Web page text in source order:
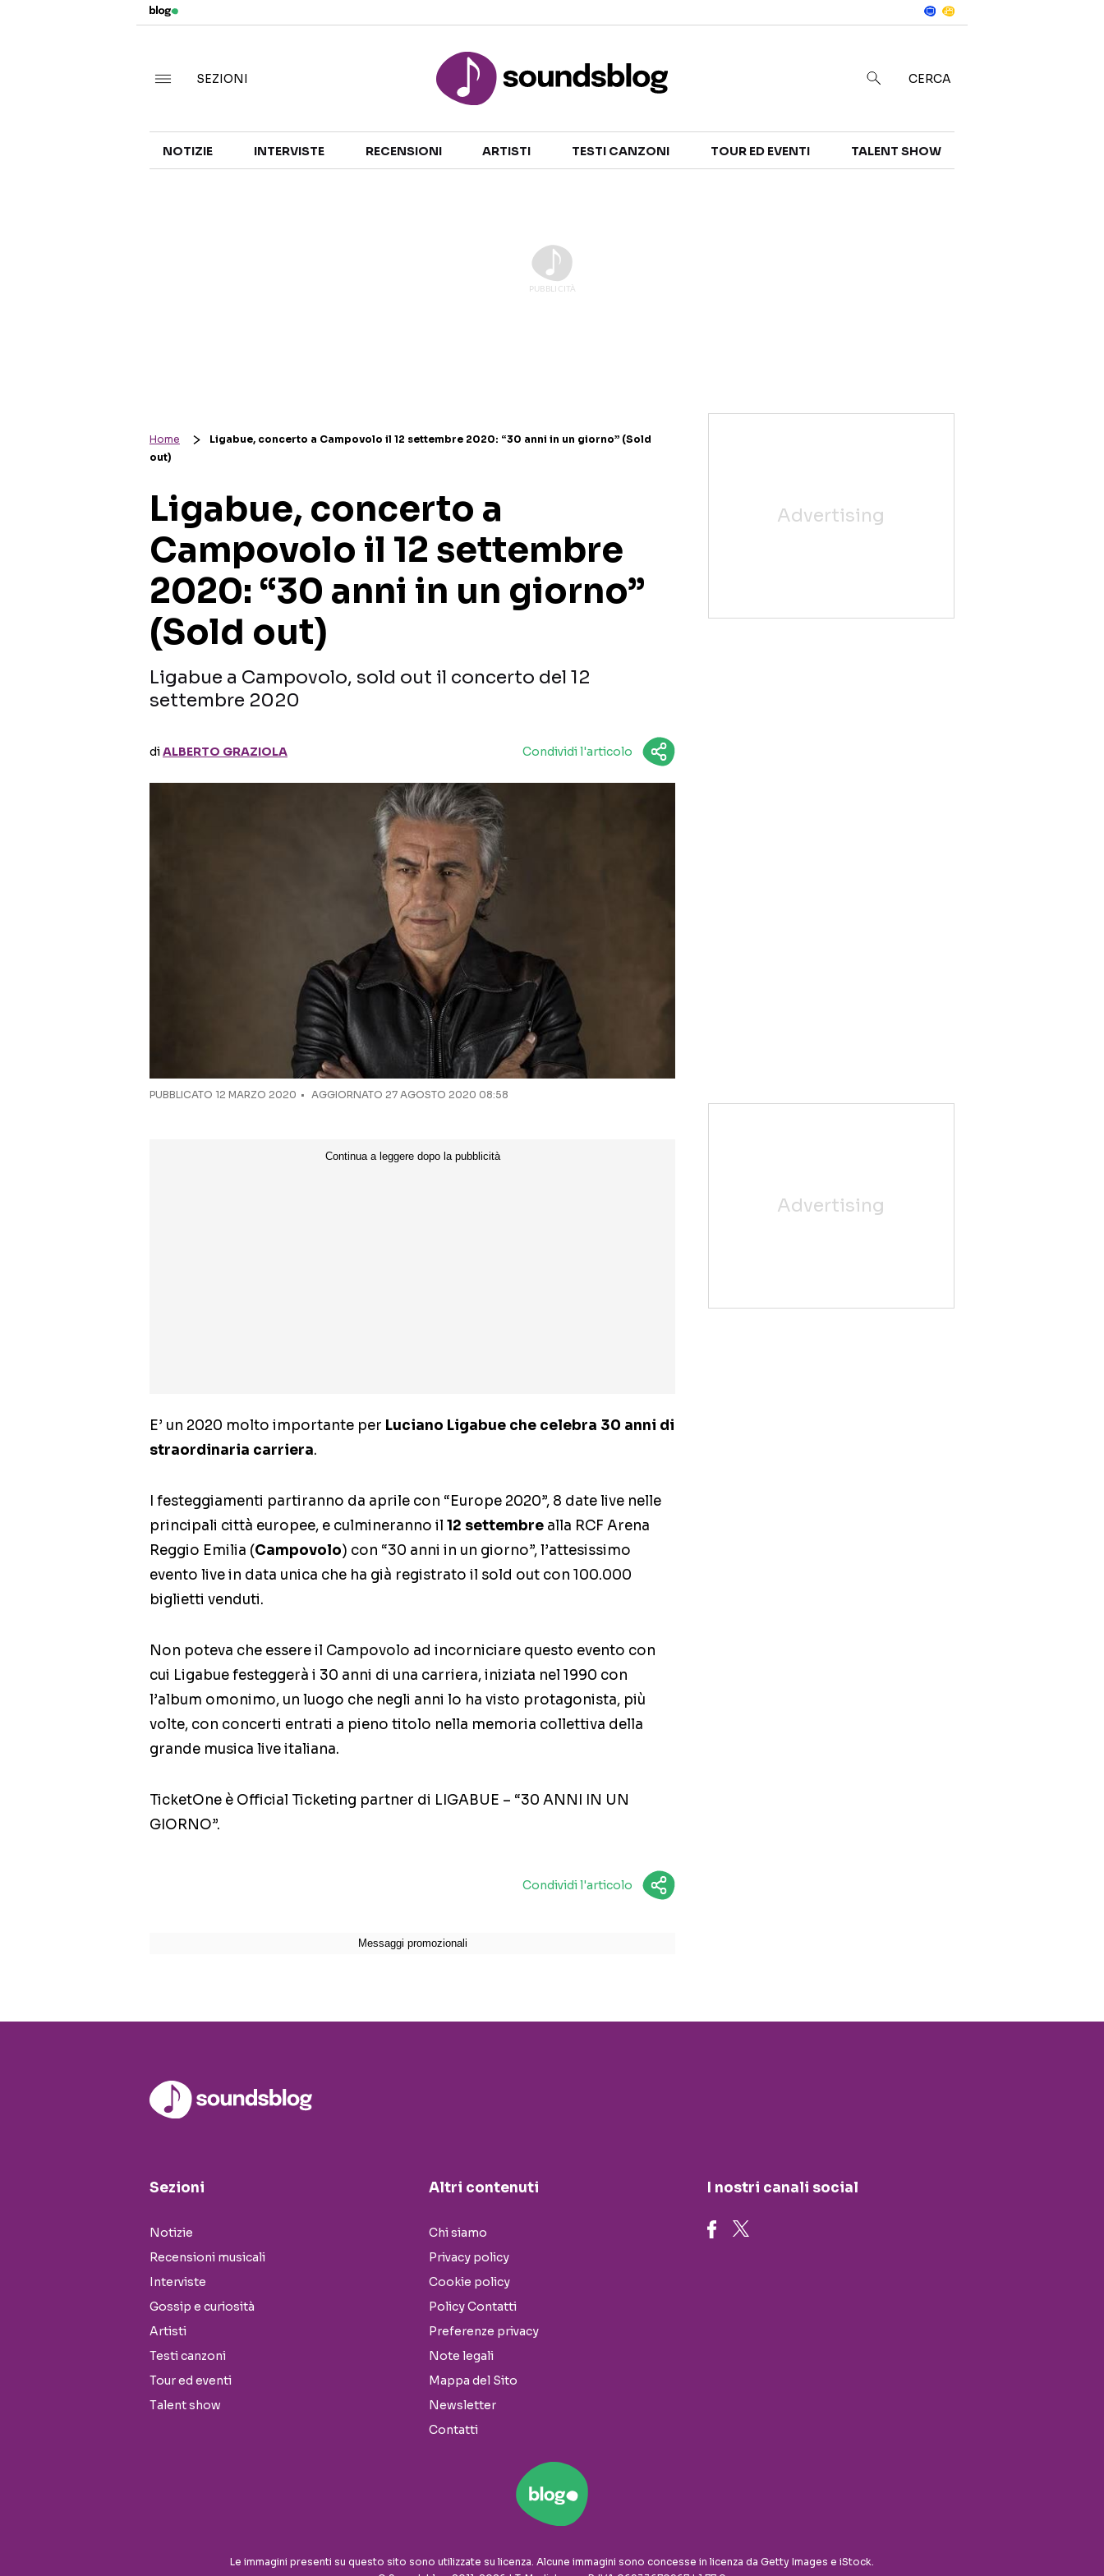
TALENT SHOW
SEZIONI CERCA
NOTIZIE INTERVISTE RECENSIONI ARTISTI TESTI CANZONI TOUR ED EVENTI TALENT SHOW
Home
Ligabue, concerto a Campovolo il 12 settembre 2020: “30 anni in un giorno” (Sold
out)
Ligabue, concerto a
Campovolo il 12 settembre
2020: “30 anni in un giorno”
(Sold out)
Ligabue a Campovolo, sold out il concerto del 12
settembre 2020
diALBERTO GRAZIOLA Condividi l'articolo
PUBBLICATO 12 MARZO 2020 AGGIORNATO 27 AGOSTO 2020 08:58
E’ un 2020 molto importante per Luciano Ligabue che celebra 30 anni di
straordinaria carriera.
I festeggiamenti partiranno da aprile con “Europe 2020”, 8 date live nelle
principali città europee, e culmineranno il 12 settembre alla RCF Arena
Reggio Emilia (Campovolo) con “30 anni in un giorno”, l’attesissimo
evento live in data unica che ha già registrato il sold out con 100.000
biglietti venduti.
Non poteva che essere il Campovolo ad incorniciare questo evento con
cui Ligabue festeggerà i 30 anni di una carriera, iniziata nel 1990 con
l’album omonimo, un luogo che negli anni lo ha visto protagonista, più
volte, con concerti entrati a pieno titolo nella memoria collettiva della
grande musica live italiana.
TicketOne è Official Ticketing partner di LIGABUE – “30 ANNI IN UN
GIORNO”.
Condividi l'articolo
Sezioni
Notizie
Recensioni musicali
Interviste
Gossip e curiosità
Artisti
Testi canzoni
Tour ed eventi
Talent show
Altri contenuti
Chi siamo
Privacy policy
Cookie policy
Policy Contatti
Preferenze privacy
Note legali
Mappa del Sito
Newsletter
Contatti
I nostri canali social
Le immagini presenti su questo sito sono utilizzate su licenza. Alcune immagini sono concesse in licenza da Getty Images e iStock.